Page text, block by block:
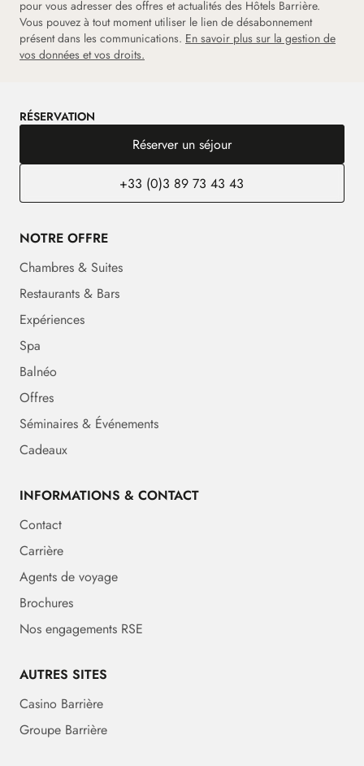
pour vous adresser des offres et actualités des Hôtels Barrière.
Vous pouvez à tout moment utiliser le lien de désabonnement
présent dans les communications. En savoir plus sur la gestion de
vos données et vos droits.
RÉSERVATION
Réserver un séjour
+33 (0)3 89 73 43 43
NOTRE OFFRE
Chambres & Suites
Restaurants & Bars
Expériences
Spa
Balnéo
Offres
Séminaires & Événements
Cadeaux
INFORMATIONS & CONTACT
Contact
Carrière
Agents de voyage
Brochures
Nos engagements RSE
AUTRES SITES
Casino Barrière
Groupe Barrière